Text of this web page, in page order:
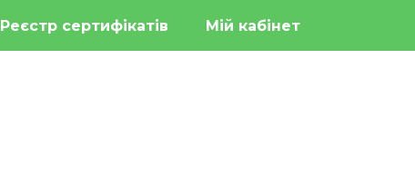
Реєстр сертифікатів Мій кабінет